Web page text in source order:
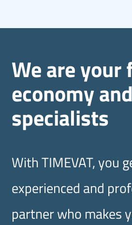
We are your
economy
specialists
With TIMEVAT, you
experienced and
partner who makes